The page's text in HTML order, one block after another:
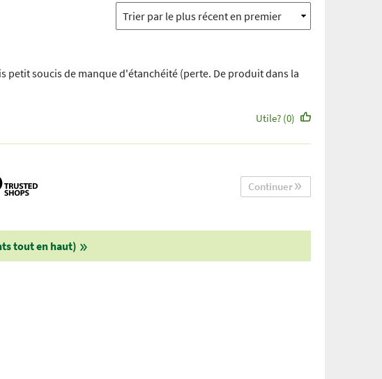
petit soucis de manque d'étanchéité (perte. De produit dans la
Utile? (0)
Continuer
tout en haut)